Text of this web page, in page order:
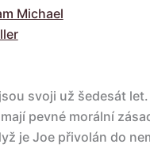
Michael
svoji už šedesát
pevné morální
je Joe přivolán do